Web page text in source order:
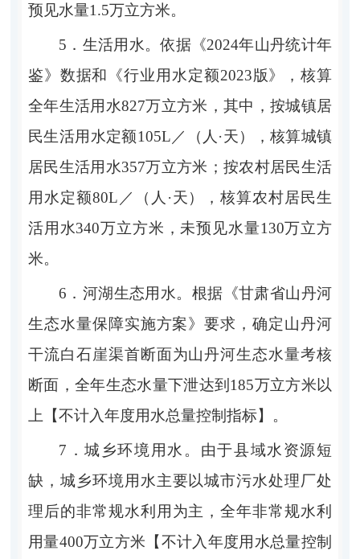
预见水量1.5万立方米。
5． 生活用水。依据《2024年山丹统计年
鉴》数据和
《行业用水定额2023版》，核算
全年生活用水827万立方米，其中 ，按城镇居
民生活用水定额105L／ （人 ·天），核算城镇
居民生活用水357万立方米 ；按农村居民生活
用水定额80L／ （人 ·天），核算农村居民生
活用水340万立方米， 未预见水量130万立方
米。
6 ． 河湖生态用水。 根据《甘肃省山丹河
生态水量保障实施方案》要求，确定山丹河
干流白石崖渠首断面为山丹河生态水量考核
断面，全年生态水量下泄达到 185万立方米以
上 【不计入年度用水总量控制指标】 。
7 ．城乡环境用水 。 由于县域水资源短
缺， 城乡环境用水主要以城市污水处理厂处
理后的非常规水利用为主，全年非常规水利
用量400万立方米 【不计入年度用水总量控制